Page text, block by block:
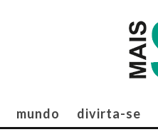
mundo divirta-se